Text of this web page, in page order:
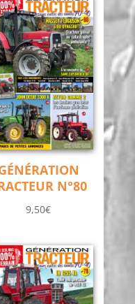
N°80
9,50€